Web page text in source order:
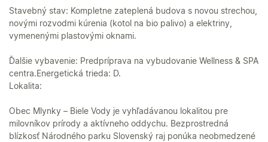
Stavebný stav: Kompletne zateplená budova s novou strechou,
novými rozvodmi kúrenia (kotol na bio palivo) a elektriny,
vymenenými plastovými oknami.
Ďalšie vybavenie: Predpríprava na vybudovanie Wellness & SPA
centra.Energetická trieda: D.
Lokalita:
Obec Mlynky – Biele Vody je vyhľadávanou lokalitou pre
milovníkov prírody a aktívneho oddychu. Bezprostredná
blízkosť Národného parku Slovenský raj ponúka neobmedzené